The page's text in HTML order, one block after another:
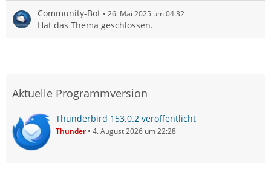
Community-Bot 26. Mai 2025 um 04:32
Hat das Thema geschlossen.
Aktuelle Programmversion
Thunderbird 153.0.2 veröffentlicht
Thunder 4. August 2026 um 22:28